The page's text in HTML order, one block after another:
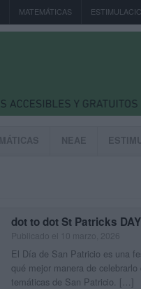
MATEMÁTICAS
NEAE
dot to dot St Patricks
El Día de San Patricio es una
qué mejor manera de
temáticas de San Patricio. […]